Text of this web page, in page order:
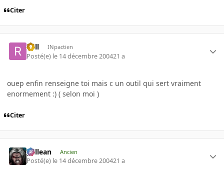
Citer
Rell INpactien
Posté(e) le 14 décembre 200421 a
ouep enfin renseigne toi mais c un outil qui sert vraiment
enormement :) ( selon moi )
Citer
gallean Ancien
Posté(e) le 14 décembre 200421 a